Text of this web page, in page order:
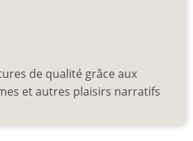
de qualité grâce aux
et autres plaisirs narratifs